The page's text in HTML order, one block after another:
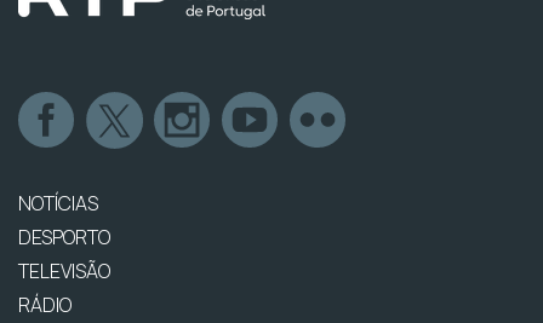
NOTÍCIAS
DESPORTO
TELEVISÃO
RÁDIO